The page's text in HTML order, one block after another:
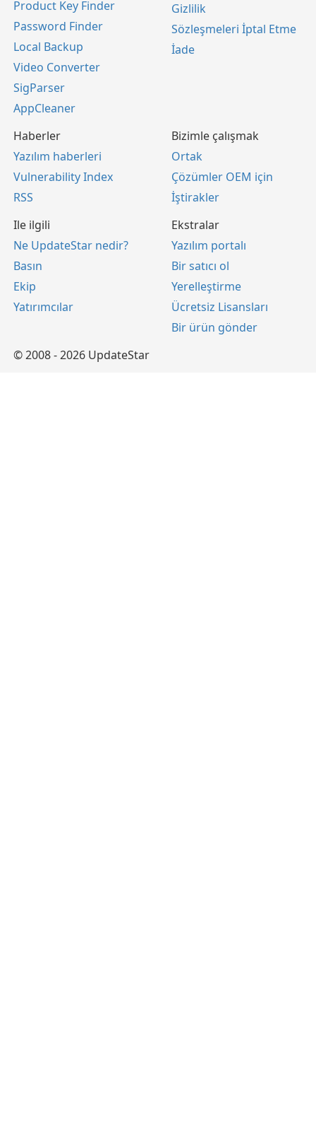
Product Key Finder
Password Finder
Local Backup
Video Converter
SigParser
AppCleaner
Gizlilik
Sözleşmeleri İptal Etme
İade
Haberler
Yazılım haberleri
Vulnerability Index
RSS
Bizimle çalışmak
Ortak
Çözümler OEM için
İştirakler
Ile ilgili
Ne UpdateStar nedir?
Basın
Ekip
Yatırımcılar
Ekstralar
Yazılım portalı
Bir satıcı ol
Yerelleştirme
Ücretsiz Lisansları
Bir ürün gönder
© 2008 - 2026 UpdateStar